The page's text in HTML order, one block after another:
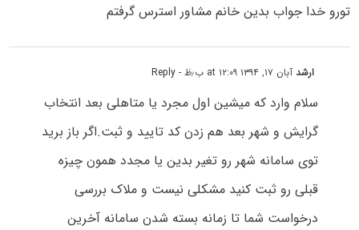
تورو خدا جواب بدین خانم مشاور استرس گرفتم
ارشدآبان ۱۷, ۱۳۹۴ at ۱۲:۰۹ ب٫ظ - Reply
سلام وارد که میشین اول مجرد یا متاهلی بعد انتخاب
گرایش و شهر بعد هم زدن کد تایید و ثبت.اگر باز برید
توی سامانه شهر رو تغیر بدین یا مجدد همون چیزه
قبلی رو ثبت کنید مشکلی نیست و ملاک بررسی
درخواست شما تا زمانه بسته شدن سامانه آخرین